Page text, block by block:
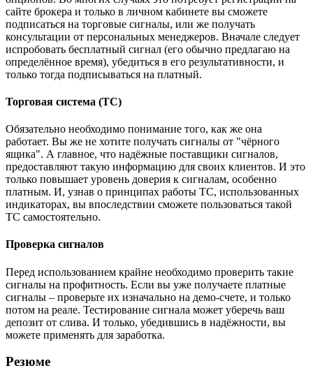
сайте брокера и только в личном кабинете вы сможете
подписаться на торговые сигналы, или же получать
консультации от персональных менеджеров. Вначале следует
испробовать бесплатный сигнал (его обычно предлагаю на
определённое время), убедиться в его результативности, и
только тогда подписываться на платный.
Торговая система (ТС)
Обязательно необходимо понимание того, как же она
работает. Вы же не хотите получать сигналы от "чёрного
ящика". А главное, что надёжные поставщики сигналов,
предоставляют такую информацию для своих клиентов. И это
только повышает уровень доверия к сигналам, особенно
платным. И, узнав о принципах работы ТС, использованных
индикаторах, вы впоследствии сможете пользоваться такой
ТС самостоятельно.
Проверка сигналов
Перед использованием крайне необходимо проверить такие
сигналы на профитность. Если вы уже получаете платные
сигналы – проверьте их изначально на демо-счете, и только
потом на реале. Тестирование сигнала может уберечь ваш
депозит от слива. И только, убедившись в надёжности, вы
можете применять для заработка.
Резюме